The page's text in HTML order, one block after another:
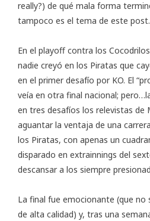
really?) de qué mala forma
tampoco es el tema de este post.
En el playoff contra los
nadie creyó en los Piratas que
en el primer desafío por KO. El
veía en otra final nacional;
en tres desafíos los relevistas de
aguantar la ventaja de una
los Piratas, con apenas un
disparado en extrainnings del
descansar a los siempre
La final fue emocionante (que no
de alta calidad) y, tras una